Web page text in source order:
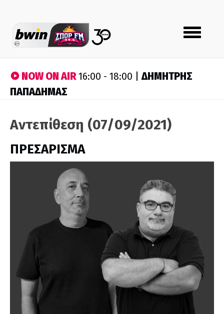
Toggle
navigation
NOW ON AIR16:00 - 18:00 |ΔΗΜΗΤΡΗΣ
ΠΑΠΑΔΗΜΑΣ
Αντεπίθεση (07/09/2021)
ΠΡΕΣΑΡΙΣΜΑ